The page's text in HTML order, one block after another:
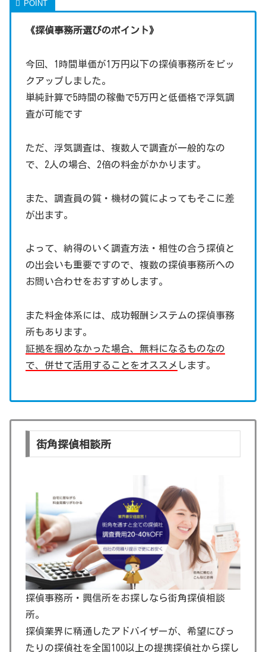
《探偵事務所選びのポイント》
今回、1時間単価が1万円以下の探偵事務所をピッ
クアップしました。
単純計算で5時間の稼働で5万円と低価格で浮気調
査が可能です
ただ、浮気調査は、複数人で調査が一般的なの
で、2人の場合、2倍の料金がかかります。
また、調査員の質・機材の質によってもそこに差
が出ます。
よって、納得のいく調査方法・相性の合う探偵と
の出会いも重要ですので、複数の探偵事務所への
お問い合わせをおすすめします。
また料金体系には、成功報酬システムの探偵事務
所もあります。
証拠を掴めなかった場合、無料になるものなの
で、併せて活用することをオススメ します。
街角探偵相談所
探偵事務所・興信所をお探しなら街角探偵相談
所。
探偵業界に精通したアドバイザーが、希望にぴっ
たりの探偵社を全国100以上の提携探偵社から探し